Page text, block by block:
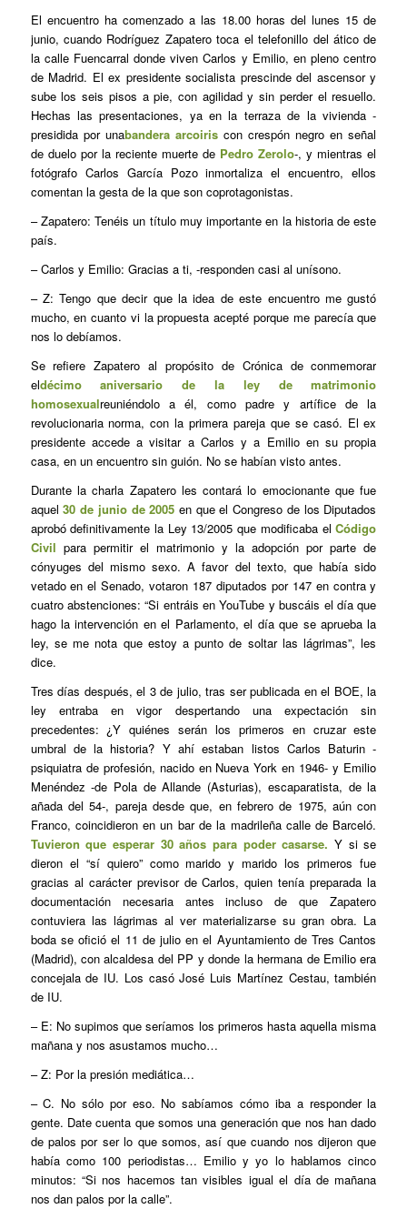
El encuentro ha comenzado a las 18.00 horas del lunes 15 de
junio, cuando Rodríguez Zapatero toca el telefonillo del ático de
la calle Fuencarral donde viven Carlos y Emilio, en pleno centro
de Madrid. El ex presidente socialista prescinde del ascensor y
sube los seis pisos a pie, con agilidad y sin perder el resuello.
Hechas las presentaciones, ya en la terraza de la vivienda -
presidida por unabandera arcoiriscon crespón negro en señal
de duelo por la reciente muerte de Pedro Zerolo-, y mientras el
fotógrafo Carlos García Pozo inmortaliza el encuentro, ellos
comentan la gesta de la que son coprotagonistas.
– Zapatero: Tenéis un título muy importante en la historia de este
país.
– Carlos y Emilio: Gracias a ti, -responden casi al unísono.
– Z: Tengo que decir que la idea de este encuentro me gustó
mucho, en cuanto vi la propuesta acepté porque me parecía que
nos lo debíamos.
Se refiere Zapatero al propósito de Crónica de conmemorar
eldécimo aniversario de la ley de matrimonio
homosexualreuniéndolo a él, como padre y artífice de la
revolucionaria norma, con la primera pareja que se casó. El ex
presidente accede a visitar a Carlos y a Emilio en su propia
casa, en un encuentro sin guión. No se habían visto antes.
Durante la charla Zapatero les contará lo emocionante que fue
aquel30 de junio de 2005 en que el Congreso de los Diputados
aprobó definitivamente la Ley 13/2005 que modificaba elCódigo
Civil para permitir el matrimonio y la adopción por parte de
cónyuges del mismo sexo. A favor del texto, que había sido
vetado en el Senado, votaron 187 diputados por 147 en contra y
cuatro abstenciones: “Si entráis en YouTube y buscáis el día que
hago la intervención en el Parlamento, el día que se aprueba la
ley, se me nota que estoy a punto de soltar las lágrimas”, les
dice.
Tres días después, el 3 de julio, tras ser publicada en el BOE, la
ley entraba en vigor despertando una expectación sin
precedentes: ¿Y quiénes serán los primeros en cruzar este
umbral de la historia? Y ahí estaban listos Carlos Baturin -
psiquiatra de profesión, nacido en Nueva York en 1946- y Emilio
Menéndez -de Pola de Allande (Asturias), escaparatista, de la
añada del 54-, pareja desde que, en febrero de 1975, aún con
Franco, coincidieron en un bar de la madrileña calle de Barceló.
Tuvieron que esperar 30 años para poder casarse. Y si se
dieron el “sí quiero” como marido y marido los primeros fue
gracias al carácter previsor de Carlos, quien tenía preparada la
documentación necesaria antes incluso de que Zapatero
contuviera las lágrimas al ver materializarse su gran obra. La
boda se ofició el 11 de julio en el Ayuntamiento de Tres Cantos
(Madrid), con alcaldesa del PP y donde la hermana de Emilio era
concejala de IU. Los casó José Luis Martínez Cestau, también
de IU.
– E: No supimos que seríamos los primeros hasta aquella misma
mañana y nos asustamos mucho…
– Z: Por la presión mediática…
– C. No sólo por eso. No sabíamos cómo iba a responder la
gente. Date cuenta que somos una generación que nos han dado
de palos por ser lo que somos, así que cuando nos dijeron que
había como 100 periodistas… Emilio y yo lo hablamos cinco
minutos: “Si nos hacemos tan visibles igual el día de mañana
nos dan palos por la calle”.